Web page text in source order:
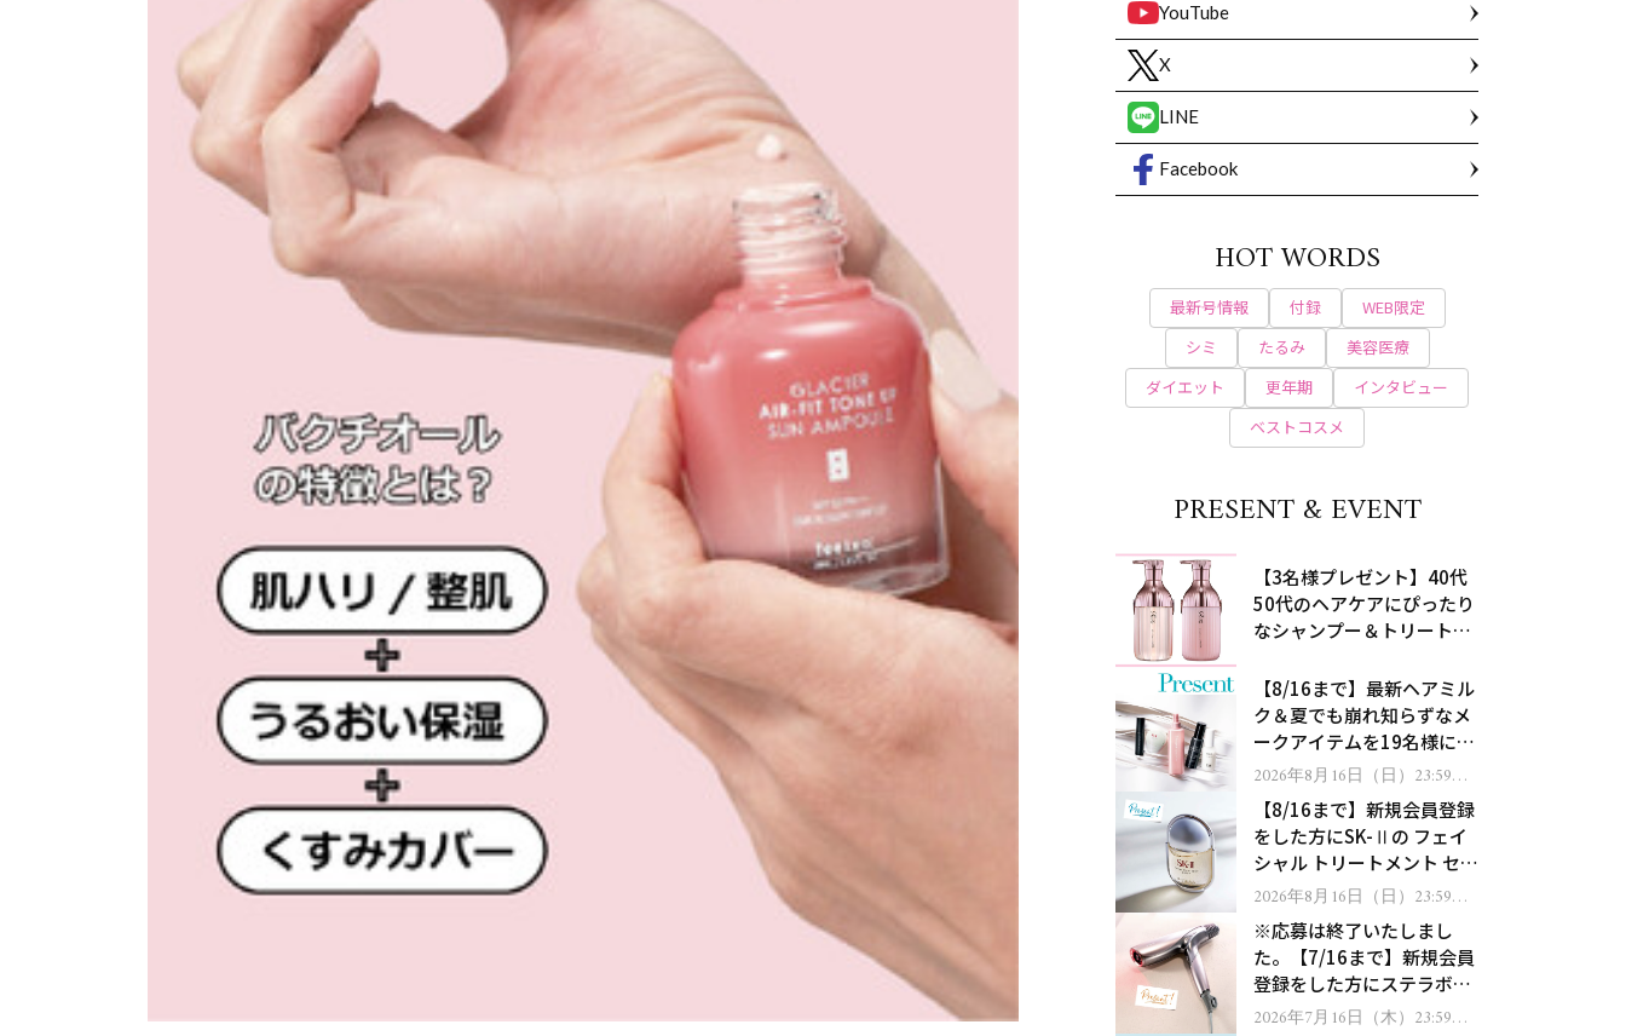
YouTube
X
LINE
Facebook
HOT WORDS
最新号情報 付録
WEB限定
シミ
たるみ
美容医療
ダイエット
更年期
インタビュー
ベストコスメ
PRESENT & EVENT
【3名様プレゼント】40代
50代のヘアケアにぴったり
なシャンプー＆トリートメ
処！
【8/16まで】最新ヘアミル
ク＆夏でも崩れ知らずなメ
ークアイテムを19名様にプ
レゼント！
2026年8月16日（日）23:59ま
で【8/16まで】新規会員登録
をした方にSK-Ⅱの フェイ
シャル トリートメント セラ
ムをプレゼント！
2026年8月16日（日）23:59ま
※応募は終了いたしまし
た。【7/16まで】新規会員
登録をした方にステラボー
テのシャインリバース ヘア
2026年7月16日（木）23:59ま